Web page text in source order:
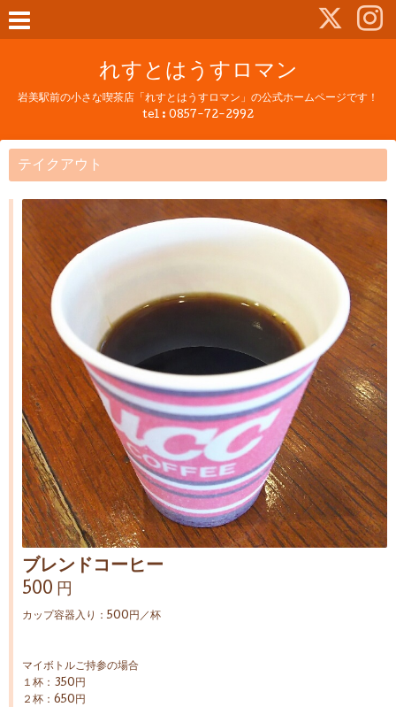
れすとはうすロマン
岩美駅前の小さな喫茶店「れすとはうすロマン」の公式ホームページです！
tel : 0857-72-2992
テイクアウト
ブレンドコーヒー
500 円
カップ容器入り：500円／杯
マイボトルご持参の場合
１杯：350円
２杯：650円